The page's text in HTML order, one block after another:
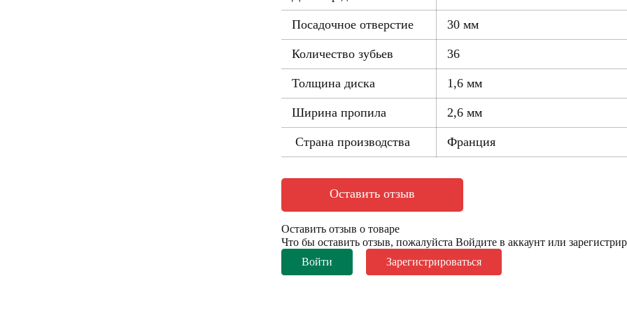
Посадочное отверстие 30 мм
Количество зубьев 36
Толщина диска 1,6 мм
Ширина пропила 2,6 мм
Страна производства Франция
Оставить отзыв
Оставить отзыв о товаре
Что бы оставить отзыв, пожалуйста Войдите в аккаунт или
Войти
Зарегистрироваться